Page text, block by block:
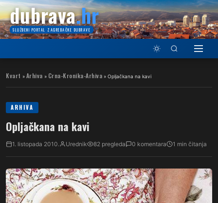
dubrava.hr
SLUŽBENI PORTAL ZAGREBAČKE DUBRAVE
Kvart » Arhiva » Crna-Kronika-Arhiva » Opljačkana na kavi
ARHIVA
Opljačkana na kavi
1. listopada 2010. Urednik 82 pregleda 0 komentara 1 min čitanja